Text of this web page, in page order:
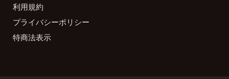
利用規約
プライバシーポリシー
特商法表示